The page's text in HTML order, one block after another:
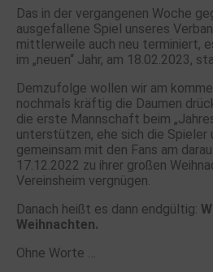
Das in der vergangenen Woche
ausgefallene Spiel unseres
mittlerweile auch neu terminiert,
im „neuen“ Jahr, am 18.02.2023,
Demzufolge wollen wir am
nochmals kräftig die Daumen
die erste Mannschaft beim
unterstützen, ehe sich die Spieler
gemeinsam mit den Fans am
17.12.2022 zu ihrer großen
Vereinsheim vergnügen.
Danach heißt es dann endgültig:
Weihnachten.
Ohne Worte …